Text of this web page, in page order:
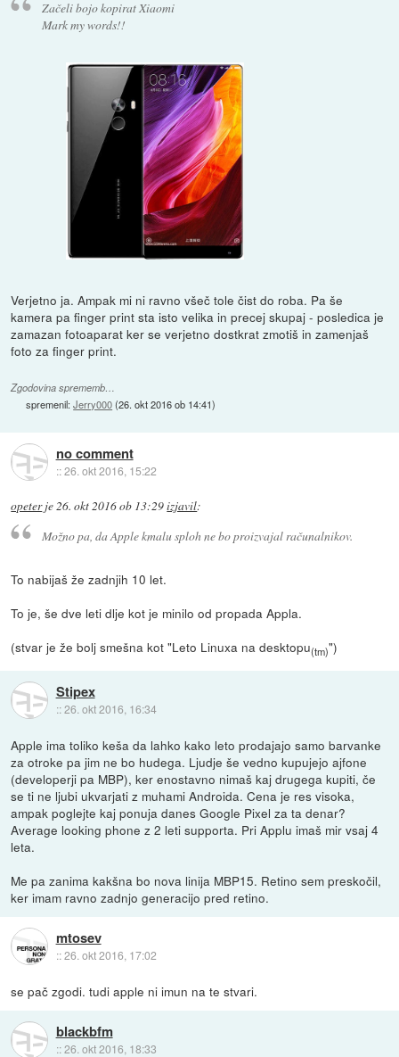
Začeli bojo kopirat Xiaomi
Mark my words!!
Verjetno ja. Ampak mi ni ravno všeč tole čist do roba. Pa še
kamera pa finger print sta isto velika in precej skupaj - posledica je
zamazan fotoaparat ker se verjetno dostkrat zmotiš in zamenjaš
foto za finger print.
Zgodovina sprememb…
spremenil:Jerry000(26. okt 2016 ob 14:41)
no comment
::26. okt 2016, 15:22
opeterje26. okt 2016 ob 13:29izjavil:
Možno pa, da Apple kmalu sploh ne bo proizvajal računalnikov.
To nabijaš že zadnjih 10 let.
To je, še dve leti dlje kot je minilo od propada Appla.
(stvar je že bolj smešna kot "Leto Linuxa na desktopu(tm)")
Stipex
::26. okt 2016, 16:34
Apple ima toliko keša da lahko kako leto prodajajo samo barvanke
za otroke pa jim ne bo hudega. Ljudje še vedno kupujejo ajfone
(developerji pa MBP), ker enostavno nimaš kaj drugega kupiti, če
se ti ne ljubi ukvarjati z muhami Androida. Cena je res visoka,
ampak poglejte kaj ponuja danes Google Pixel za ta denar?
Average looking phone z 2 leti supporta. Pri Applu imaš mir vsaj 4
leta.
Me pa zanima kakšna bo nova linija MBP15. Retino sem preskočil,
ker imam ravno zadnjo generacijo pred retino.
mtosev
::26. okt 2016, 17:02
se pač zgodi. tudi apple ni imun na te stvari.
blackbfm
::26. okt 2016, 18:33